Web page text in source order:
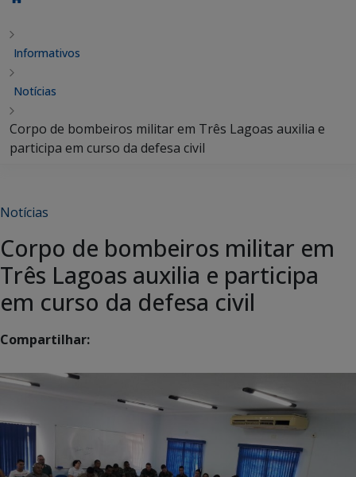
Informativos
Notícias
Corpo de bombeiros militar em Três Lagoas auxilia e
participa em curso da defesa civil
Notícias
Corpo de bombeiros militar em
Três Lagoas auxilia e participa
em curso da defesa civil
Compartilhar: